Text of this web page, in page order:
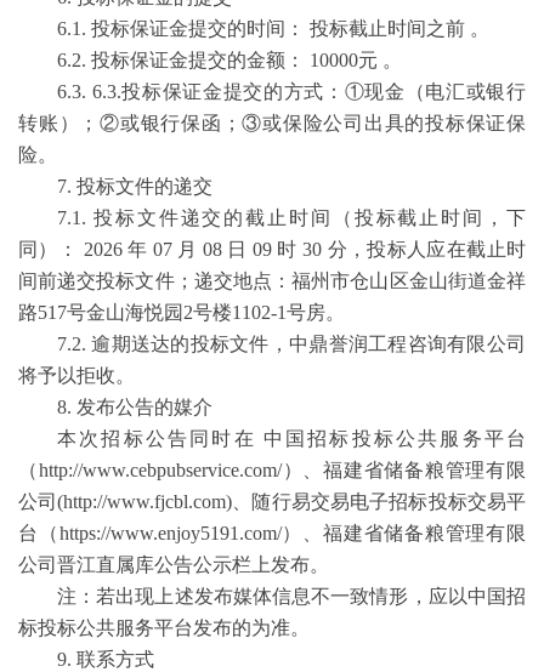
6.1. 投标保证金提交的时间： 投标截止时间之前 。
6.2. 投标保证金提交的金额： 10000元 。
6.3. 6.3.投标保证金提交的方式：①现金（电汇或银行
转账）；②或银行保函；③或保险公司出具的投标保证保
险。
7. 投标文件的递交
7.1. 投标文件递交的截止时间（投标截止时间，下
同）： 2026 年 07 月 08 日 09 时 30 分，投标人应在截止时
间前递交投标文件；递交地点：福州市仓山区金山街道金祥
路517号金山海悦园2号楼1102-1号房。
7.2. 逾期送达的投标文件，中鼎誉润工程咨询有限公司
将予以拒收。
8. 发布公告的媒介
本次招标公告同时在 中国招标投标公共服务平台
（http://www.cebpubservice.com/）、福建省储备粮管理有限
公司(http://www.fjcbl.com)、随行易交易电子招标投标交易平
台（https://www.enjoy5191.com/）、福建省储备粮管理有限
公司晋江直属库公告公示栏上发布。
注：若出现上述发布媒体信息不一致情形，应以中国招
标投标公共服务平台发布的为准。
9. 联系方式